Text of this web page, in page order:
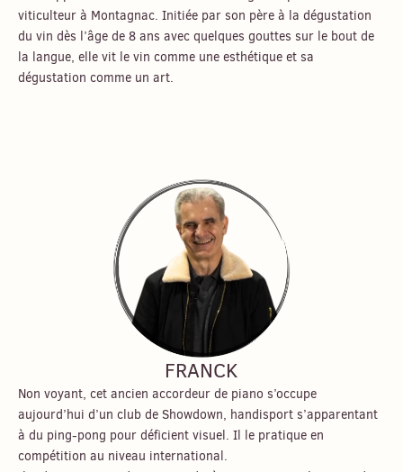
viticulteur à Montagnac. Initiée par son père à la dégustation
du vin dès l’âge de 8 ans avec quelques gouttes sur le bout de
la langue, elle vit le vin comme une esthétique et sa
dégustation comme un art.
FRANCK
Non voyant, cet ancien accordeur de piano s’occupe
aujourd’hui d’un club de Showdown, handisport s’apparentant
à du ping-pong pour déficient visuel. Il le pratique en
compétition au niveau international.